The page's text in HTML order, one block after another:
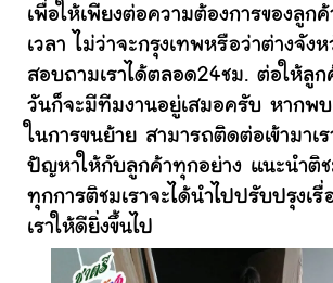
เพื่อให้เพียงต่อความต้องการของลู
เวลา ไม่ว่าจะกรุงเทพหรือว่าต่างจัง
สอบถามเราได้ตลอด24ชม. ต่อให้ลูก
วันก็จะมีทีมงานอยู่เสมอครับ หากพ
ในการขนย้าย สามารถติดต่อเข้ามาเ
ปัญหาให้กับลูกค้าทุกอย่าง แนะนำติช
ทุกการติชมเราจะได้นำไปปรับปรุงเรื่
เราให้ดียิ่งขึ้นไป